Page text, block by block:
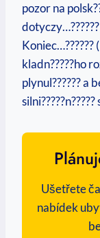
pozor na
Koniec…??????
kladn?????ho
plynul?????? a
silni?????n?????
Ušetřete
nabídek